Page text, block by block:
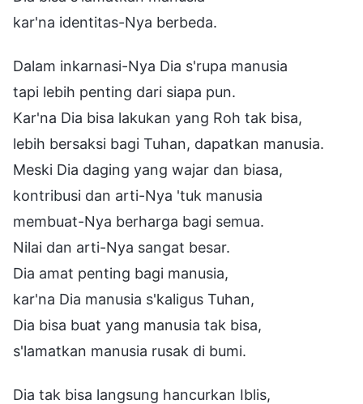
kar'na identitas-Nya berbeda.
Dalam inkarnasi-Nya Dia s'rupa manusia
tapi lebih penting dari siapa pun.
Kar'na Dia bisa lakukan yang Roh tak bisa,
lebih bersaksi bagi Tuhan, dapatkan manusia.
Meski Dia daging yang wajar dan biasa,
kontribusi dan arti-Nya 'tuk manusia
membuat-Nya berharga bagi semua.
Nilai dan arti-Nya sangat besar.
Dia amat penting bagi manusia,
kar'na Dia manusia s'kaligus Tuhan,
Dia bisa buat yang manusia tak bisa,
s'lamatkan manusia rusak di bumi.
Dia tak bisa langsung hancurkan Iblis,